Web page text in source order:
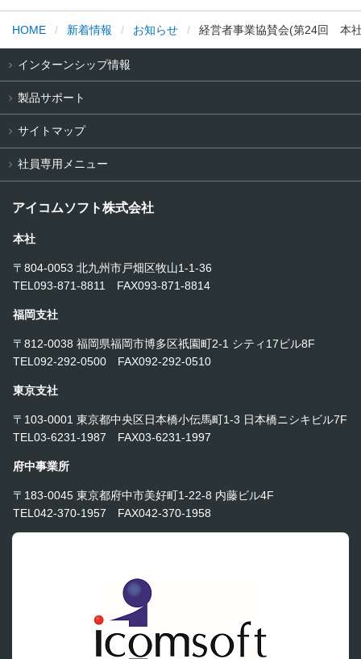
HOME 新着情報 お知らせ 経営者事業協賛会(第24回 本
インターンシップ情報
製品サポート
サイトマップ
社員専用メニュー
アイコムソフト株式会社
本社
〒804-0053 北九州市戸畑区牧山1-1-36
TEL093-871-8811 FAX093-871-8814
福岡支社
〒812-0038 福岡県福岡市博多区祇園町2-1 シティ17ビル8F
TEL092-292-0500 FAX092-292-0510
東京支社
〒103-0001 東京都中央区日本橋小伝馬町1-3 日本橋ニシキビル7F
TEL03-6231-1987 FAX03-6231-1997
府中事業所
〒183-0045 東京都府中市美好町1-22-8 内藤ビル4F
TEL042-370-1957 FAX042-370-1958